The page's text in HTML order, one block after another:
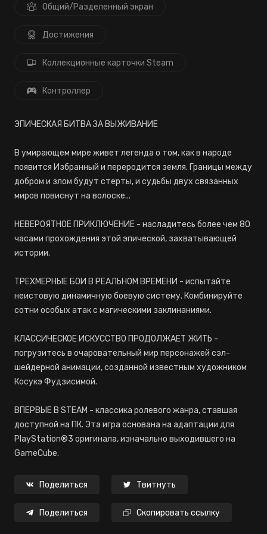
Общий/Разделенный экран
Достижения
Коллекционные карточки Steam
Контроллер
ЭПИЧЕСКАЯ БИТВА ЗА ВЫЖИВАНИЕ
В умирающем мире живет легенда о том, как в народе
появится Избранный и переродится земля. Границы между
добром и злом будут стерты, и судьбы двух связанных
миров повиснут на волоске...
НЕВЕРОЯТНОЕ ПРИКЛЮЧЕНИЕ - насладитесь более чем 80
часами прохождения этой эпической, захватывающей
истории.
ТРЕХМЕРНЫЕ БОИ В РЕАЛЬНОМ ВРЕМЕНИ - испытайте
неистовую динамичную боевую систему. Комбинируйте
сотни особых атак с магическими заклинаниями.
КЛАССИЧЕСКОЕ ИСКУССТВО ПРОДОЛЖАЕТ ЖИТЬ -
погрузитесь в очаровательный мир персонажей сэл-
шейдерной анимации, созданной известным художником
Косукэ Фудзисимой.
ВПЕРВЫЕ В STEAM - классика ролевого жанра, ставшая
доступной на ПК. Эта игра основана на адаптации для
PlayStation®3 оригинала, изначально выходившего на
GameCube.
Поделиться Твитнуть
Поделиться Скопировать ссылку